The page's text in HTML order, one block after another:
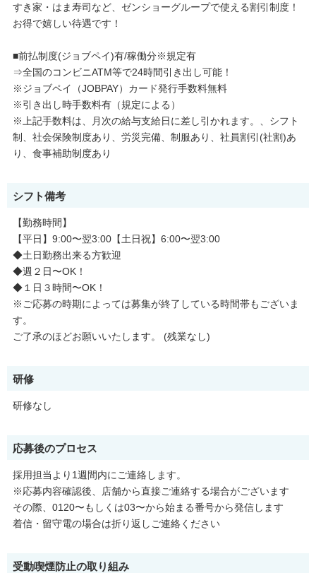
すき家・はま寿司など、ゼンショーグループで使える割引制度！
お得で嬉しい待遇です！
■前払制度(ジョブペイ)有/稼働分※規定有
⇒全国のコンビニATM等で24時間引き出し可能！
※ジョブペイ（JOBPAY）カード発行手数料無料
※引き出し時手数料有（規定による）
※上記手数料は、月次の給与支給日に差し引かれます。、シフト
制、社会保険制度あり、労災完備、制服あり、社員割引(社割)あ
り、食事補助制度あり
シフト備考
【勤務時間】
【平日】9:00〜翌3:00【土日祝】6:00〜翌3:00
◆土日勤務出来る方歓迎
◆週２日〜OK！
◆１日３時間〜OK！
※ご応募の時期によっては募集が終了している時間帯もございま
す。
ご了承のほどお願いいたします。 (残業なし)
研修
研修なし
応募後のプロセス
採用担当より1週間内にご連絡します。
※応募内容確認後、店舗から直接ご連絡する場合がございます
その際、0120〜もしくは03〜から始まる番号から発信します
着信・留守電の場合は折り返しご連絡ください
受動喫煙防止の取り組み